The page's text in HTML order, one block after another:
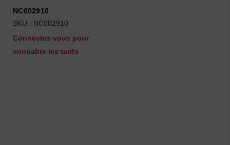
NC002910
SKU : NC002910
Connectez-vous pour
connaître les tarifs